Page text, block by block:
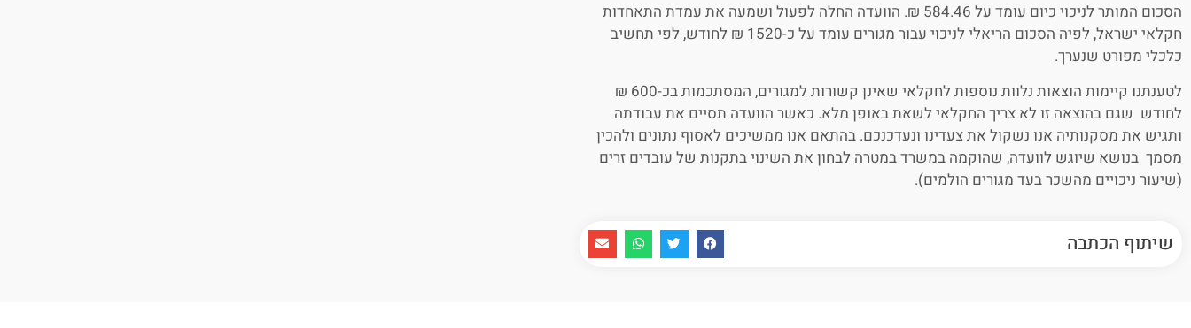
הסכום המותר לניכוי כיום עומד על 584.46 ₪. הוועדה החלה לפעול ושמעה את עמדת התאחדות
חקלאי ישראל, לפיה הסכום הריאלי לניכוי עבור מגורים עומד על כ-1520 ₪ לחודש, לפי תחשיב
כלכלי מפורט שנערך.
לטענתנו קיימות הוצאות נלוות נוספות לחקלאי שאינן קשורות למגורים, המסתכמות בכ-600 ₪
לחודש שגם בהוצאה זו לא צריך החקלאי לשאת באופן מלא. כאשר הוועדה תסיים את עבודתה
ותגיש את מסקנותיה אנו נשקול את צעדינו ונעדכנכם. בהתאם אנו ממשיכים לאסוף נתונים ולהכין
מסמך בנושא שיוגש לוועדה, שהוקמה במשרד במטרה לבחון את השינוי בתקנות של עובדים זרים
(שיעור ניכויים מהשכר בעד מגורים הולמים).
שיתוף הכתבה